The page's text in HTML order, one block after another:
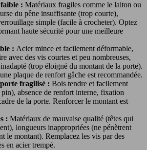
: Matériaux fragiles comme le laiton ou
du pêne insuffisante (trop courte),
simple (facile à crocheter). Optez
haute sécurité pour une meilleure
: Acier mince et facilement déformable,
avec des vis courtes et peu nombreuses,
(trop éloigné du montant de la porte).
plaque de renfort gâche est recommandée.
fragilisé : Bois tendre et facilement
pin), absence de renfort interne, fixation
de la porte. Renforcer le montant est
: Matériaux de mauvaise qualité (têtes qui
longueurs inappropriées (ne pénètrent
le montant). Remplacez les vis par des
en acier trempé.